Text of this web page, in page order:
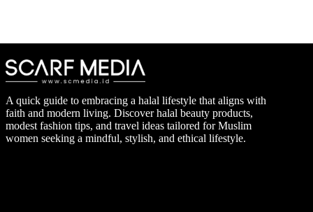
A quick guide to embracing a halal lifestyle that aligns with
faith and modern living. Discover halal beauty products,
modest fashion tips, and travel ideas tailored for Muslim
women seeking a mindful, stylish, and ethical lifestyle.